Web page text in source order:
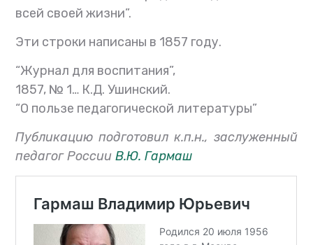
всей своей жизни”.
Эти строки написаны в 1857 году.
“Журнал для воспитания”,
1857, № 1… К.Д. Ушинский.
“О пользе педагогической литературы”
Публикацию подготовил к.п.н., заслуженный
педагог России В.Ю. Гармаш